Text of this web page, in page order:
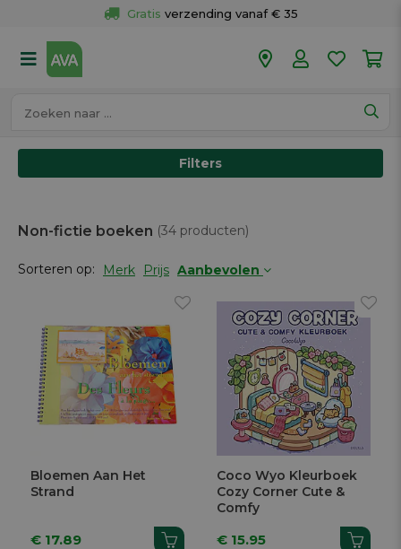
Gratis verzending vanaf € 35
50 winkels
Filters
Non-fictie boeken (34 producten)
Sorteren op: Merk Prijs Aanbevolen
Bloemen Aan Het
Strand
€ 17.89
Coco Wyo Kleurboek
Cozy Corner Cute &
Comfy
€ 15.95